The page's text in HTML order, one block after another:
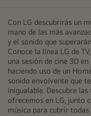
Con LG descubrirás un
mano de las más
y el sonido que
Conoce la línea LG de
una sesión de cine 3D
haciendo uso de un
sonido envolvente que
inigualable. Descubre
ofrecemos en LG, junto
música para cubrir todas